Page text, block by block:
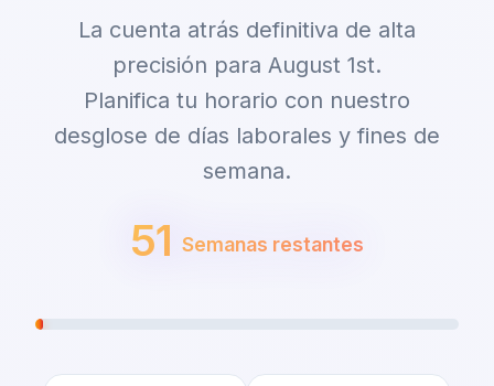
La cuenta atrás definitiva de alta
precisión para August 1st.
Planifica tu horario con nuestro
desglose de días laborales y fines de
semana.
51 Semanas restantes